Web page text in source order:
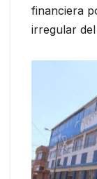
financiera
irregular